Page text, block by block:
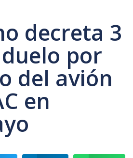
decreta 3
por
del avión
en